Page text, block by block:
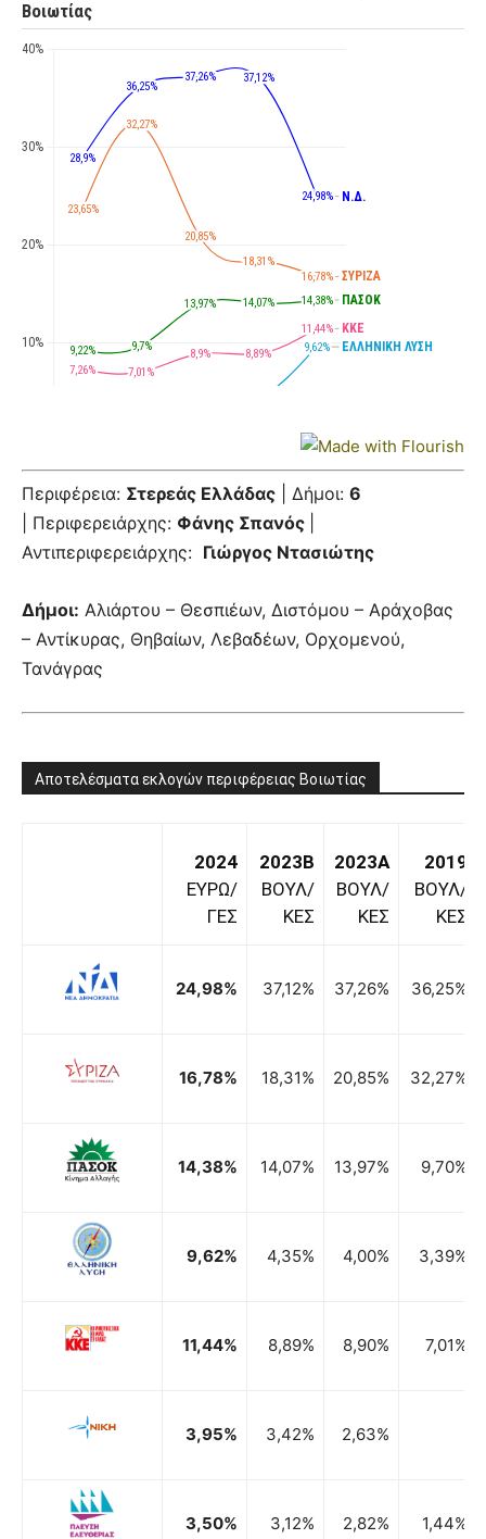
Περιφέρεια: Στερεάς Ελλάδας | Δήμοι: 6
| Περιφερειάρχης: Φάνης Σπανός
Αντιπεριφερειάρχης: Γιώργος Ντασιώτης
Δήμοι: Αλιάρτου – Θεσπιέων, Διστόμου – Αράχοβας
– Αντίκυρας, Θηβαίων, Λεβαδέων, Ορχομενού,
Τανάγρας
Αποτελέσματα εκλογών περιφέρειας Βοιωτίας
2024
ΕΥΡΩ/
ΓΕΣ
2023B
ΒΟΥΛ/
ΚΕΣ
2023A
ΒΟΥΛ/
ΚΕΣ
2019
ΒΟΥΛ/
ΚΕΣ
24,98% 37,12% 37,26% 36,25%
16,78% 18,31% 20,85% 32,27%
14,38% 14,07% 13,97% 9,70%
9,62% 4,35% 4,00% 3,39%
11,44% 8,89% 8,90% 7,01%
3,95% 3,42% 2,63%
3,50% 3,12% 2,82% 1,44%